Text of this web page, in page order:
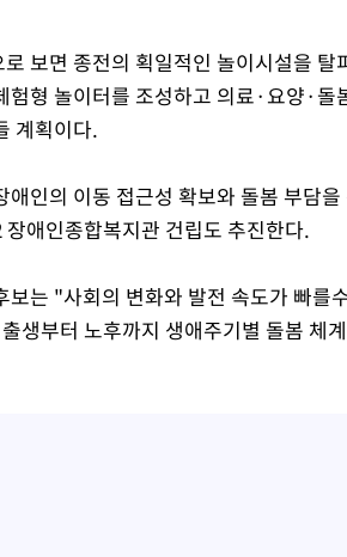
보면 종전의 획일적인 놀이시설을
험형 놀이터를 조성하고 의료·요양·
계획이다.
애인의 이동 접근성 확보와 돌봄 부담
장애인종합복지관 건립도 추진한다.
보는 "사회의 변화와 발전 속도가 빠를
생부터 노후까지 생애주기별 돌봄 체